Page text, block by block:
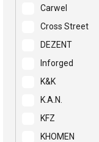
Carwel
Cross Street
DEZENT
Inforged
K&K
K.A.N.
KFZ
KHOMEN